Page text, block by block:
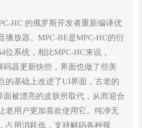
HC 的俄罗斯开发者重新编译优
播放器。MPC-BE是MPC-HC的衍
位系统，相比MPC-HC来说，
码器更新快些，界面也做了些美
的基础上改进了UI界面，古老的
面被漂亮的皮肤所取代，从而迎合
老用户更加喜欢使用它。纯净无
占用消耗低，支持解码各种视